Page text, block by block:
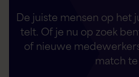
De juiste mensen op het
telt. Of je nu op zoek
of nieuwe
match